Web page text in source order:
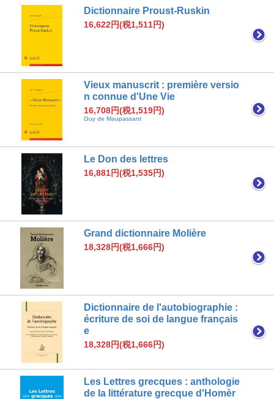
Dictionnaire Proust-Ruskin
16,622円(税1,511円)
Vieux manuscrit : première versio
n connue d'Une Vie
16,708円(税1,519円)
Guy de Maupassant
Le Don des lettres
16,881円(税1,535円)
Grand dictionnaire Molière
18,328円(税1,666円)
Dictionnaire de l'autobiographie :
écriture de soi de langue français
e
18,328円(税1,666円)
Les Lettres grecques : anthologie
de la littérature grecque d'Homèr